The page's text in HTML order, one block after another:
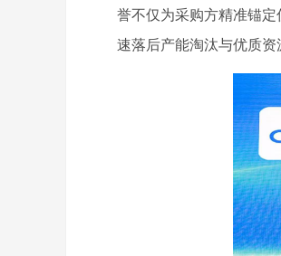
誉不仅为采购方精准锚
速落后产能淘汰与优质资